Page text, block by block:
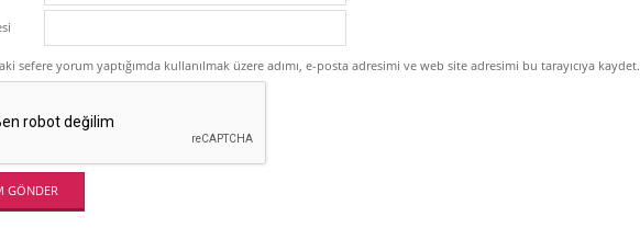
sefere yorum yaptığımda kullanılmak üzere adımı, e-posta adresimi ve web site adresimi bu tarayıcıya kaydet.